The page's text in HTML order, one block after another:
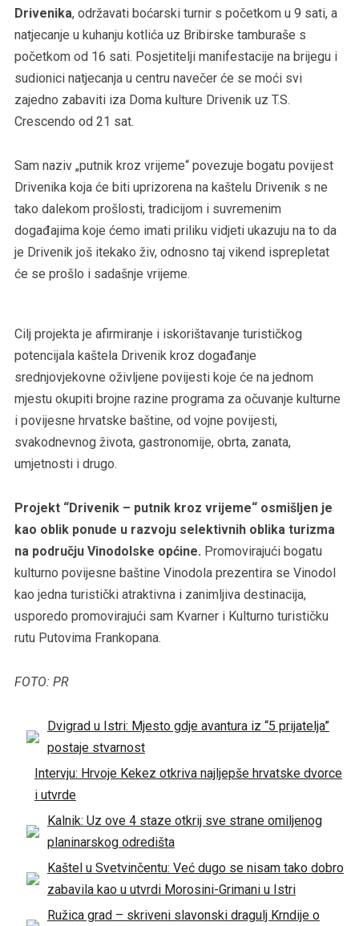
Drivenika, održavati boćarski turnir s početkom u 9 sati, a
natjecanje u kuhanju kotlića uz Bribirske tamburaše s
početkom od 16 sati. Posjetitelji manifestacije na brijegu i
sudionici natjecanja u centru navečer će se moći svi
zajedno zabaviti iza Doma kulture Drivenik uz T.S.
Crescendo od 21 sat.
Sam naziv „putnik kroz vrijeme“ povezuje bogatu povijest
Drivenika koja će biti uprizorena na kaštelu Drivenik s ne
tako dalekom prošlosti, tradicijom i suvremenim
događajima koje ćemo imati priliku vidjeti ukazuju na to da
je Drivenik još itekako živ, odnosno taj vikend isprepletat
će se prošlo i sadašnje vrijeme.
Cilj projekta je afirmiranje i iskorištavanje turističkog
potencijala kaštela Drivenik kroz događanje
srednjovjekovne oživljene povijesti koje će na jednom
mjestu okupiti brojne razine programa za očuvanje kulturne
i povijesne hrvatske baštine, od vojne povijesti,
svakodnevnog života, gastronomije, obrta, zanata,
umjetnosti i drugo.
Projekt “Drivenik – putnik kroz vrijeme“ osmišljen je
kao oblik ponude u razvoju selektivnih oblika turizma
na području Vinodolske općine. Promovirajući bogatu
kulturno povijesne baštine Vinodola prezentira se Vinodol
kao jedna turistički atraktivna i zanimljiva destinacija,
usporedo promovirajući sam Kvarner i Kulturno turističku
rutu Putovima Frankopana.
FOTO: PR
Dvigrad u Istri: Mjesto gdje avantura iz “5 prijatelja”
postaje stvarnost
Intervju: Hrvoje Kekez otkriva najljepše hrvatske dvorce
i utvrde
Kalnik: Uz ove 4 staze otkrij sve strane omiljenog
planinarskog odredišta
Kaštel u Svetvinčentu: Već dugo se nisam tako dobro
zabavila kao u utvrdi Morosini-Grimani u Istri
Ružica grad – skriveni slavonski dragulj Krndije o